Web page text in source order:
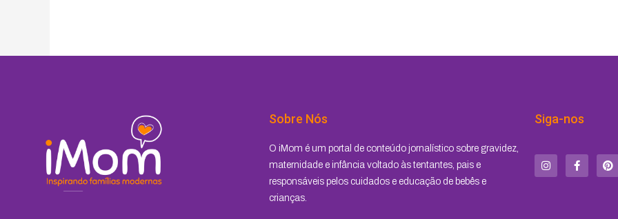
Sobre Nós
O iMom é um portal de conteúdo jornalístico sobre gravidez,
maternidade e infância voltado às tentantes, pais e
responsáveis pelos cuidados e educação de bebês e
crianças.
Siga-nos
n
s
t
a
c
e
i
n
t